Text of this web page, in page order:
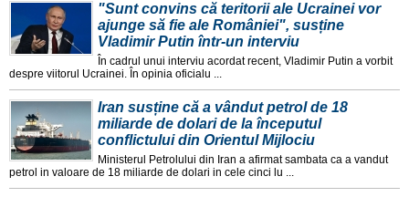
"Sunt convins că teritorii ale Ucrainei vor
ajunge să fie ale României", susține
Vladimir Putin într-un interviu
În cadrul unui interviu acordat recent, Vladimir Putin a vorbit
despre viitorul Ucrainei. În opinia oficialu ...
Iran susține că a vândut petrol de 18
miliarde de dolari de la începutul
conflictului din Orientul Mijlociu
Ministerul Petrolului din Iran a afirmat sambata ca a vandut
petrol in valoare de 18 miliarde de dolari in cele cinci lu ...